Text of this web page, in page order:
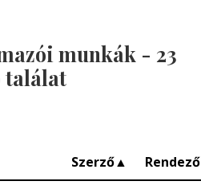
munkák - 23
találat
Szerző▲ Rendező